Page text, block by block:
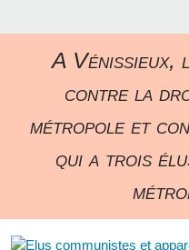
A Vénissieux,
contre la
métropole et
qui a trois